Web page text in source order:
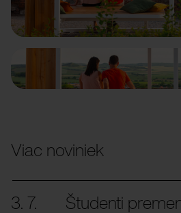
Predchádzajúci
Viac noviniek
3. 7. Študenti